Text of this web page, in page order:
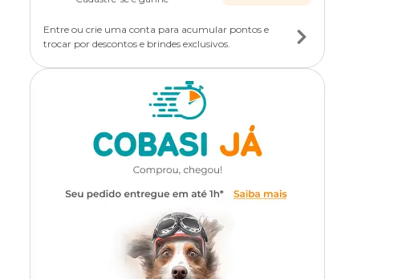
Entre ou crie uma conta para acumular pontos e
trocar por descontos e brindes exclusivos.